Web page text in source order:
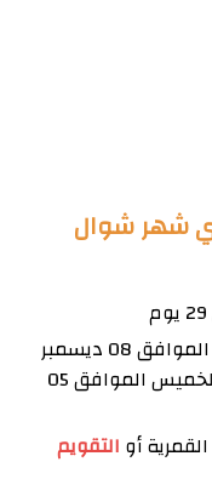
شهر شوال
يبدأ شهر شوّال 1322 يوم الخميس الموافق 08 ديسمبر
لعام 1904 ميلادي ، وينتهي يوم الخميس الموافق 05
أو التقويم